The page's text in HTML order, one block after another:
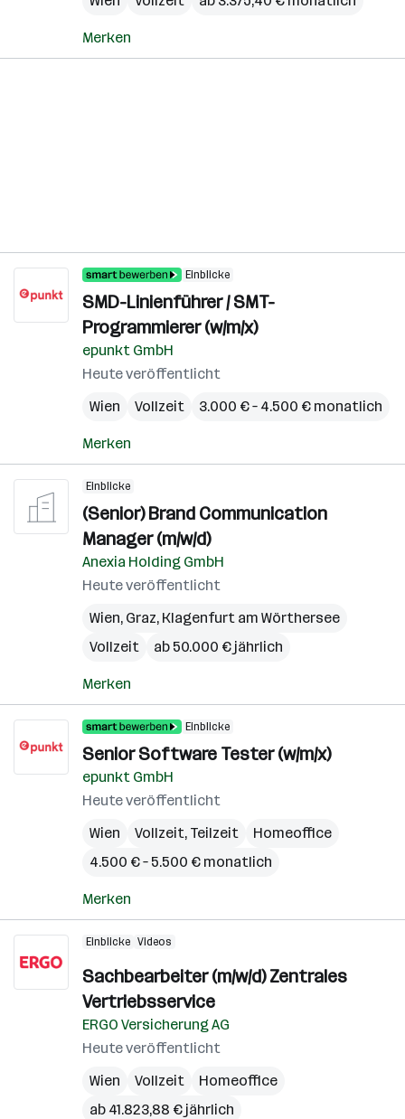
Merken
Einblicke
SMD-Linienführer / SMT-
Programmierer (w/m/x)
epunkt GmbH
Heute veröffentlicht
Wien
Vollzeit 3.000 € – 4.500 € monatlich
Merken
Einblicke
(Senior) Brand Communication
Manager (m/w/d)
Anexia Holding GmbH
Heute veröffentlicht
Wien, Graz, Klagenfurt am Wörthersee
Vollzeit
ab 50.000 € jährlich
Merken
Einblicke
Senior Software Tester (w/m/x)
epunkt GmbH
Heute veröffentlicht
Wien
Vollzeit, Teilzeit
Homeoffice
4.500 € – 5.500 € monatlich
Merken
Einblicke Videos
Sachbearbeiter (m/w/d) Zentrales
Vertriebsservice
ERGO Versicherung AG
Heute veröffentlicht
Wien
Vollzeit
Homeoffice
ab 41.823,88 € jährlich